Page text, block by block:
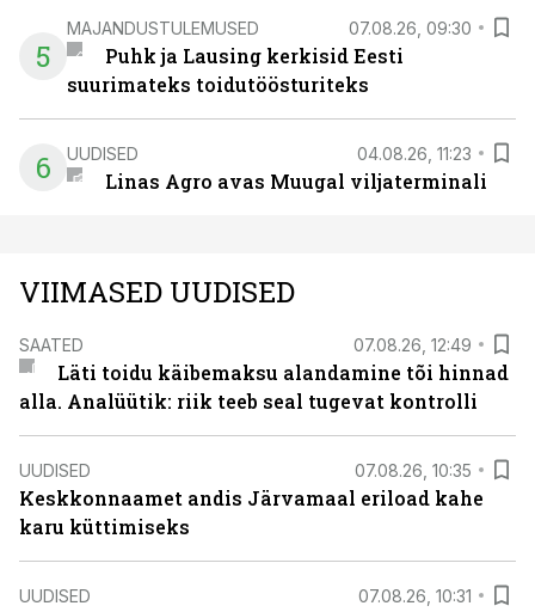
5
MAJANDUSTULEMUSED 07.08.26, 09:30
Puhk ja Lausing kerkisid Eesti
suurimateks toidutöösturiteks
6 UUDISED 04.08.26, 11:23
Linas Agro avas Muugal viljaterminali
VIIMASED UUDISED
SAATED 07.08.26, 12:49
Läti toidu käibemaksu alandamine tõi hinnad
alla. Analüütik: riik teeb seal tugevat kontrolli
UUDISED 07.08.26, 10:35
Keskkonnaamet andis Järvamaal eriload kahe
karu küttimiseks
UUDISED 07.08.26, 10:31